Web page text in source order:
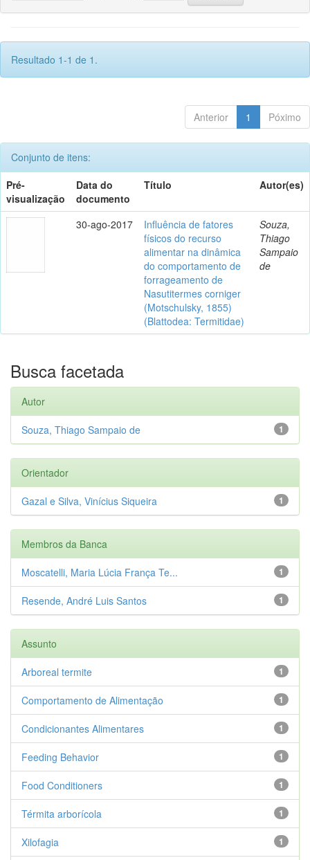
Resultado 1-1 de 1.
Anterior 1 Póximo
Conjunto de itens:
Pré-
visualização
Data do
documento
Título Autor(es)
30-ago-2017
Influência de fatores
físicos do recurso
alimentar na dinâmica
do comportamento de
forrageamento de
Nasutitermes corniger
(Motschulsky, 1855)
(Blattodea: Termitidae)
Souza,
Thiago
Sampaio
de
Busca facetada
Autor
1
Souza, Thiago Sampaio de
Orientador
1
Gazal e Silva, Vinícius Siqueira
Membros da Banca
1
Moscatelli, Maria Lúcia França Te...
1
Resende, André Luis Santos
Assunto
1
Arboreal termite
1
Comportamento de Alimentação
1
Condicionantes Alimentares
1
Feeding Behavior
1
Food Conditioners
1
Térmita arborícola
1
Xilofagia